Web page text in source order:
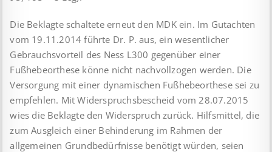
Die Beklagte schaltete erneut den MDK ein. Im Gutachten
vom 19.11.2014 führte Dr. P. aus, ein wesentlicher
Gebrauchsvorteil des Ness L300 gegenüber einer
Fußhebeorthese könne nicht nachvollzogen werden. Die
Versorgung mit einer dynamischen Fußhebeorthese sei zu
empfehlen. Mit Widerspruchsbescheid vom 28.07.2015
wies die Beklagte den Widerspruch zurück. Hilfsmittel, die
zum Ausgleich einer Behinderung im Rahmen der
allgemeinen Grundbedürfnisse benötigt würden, seien